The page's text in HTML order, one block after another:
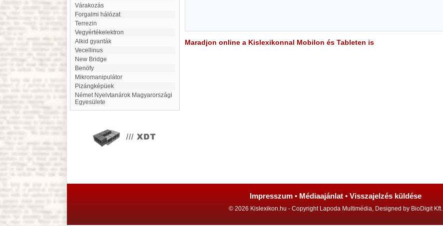
várakozás
forgalmi hálózat
Terrezin
vegyértékelektron
alkid gyanták
Vecellinus
New Bridge
Benöfy
mikromanipulátor
Pizángképüek
Német Nyelvtanárok Magyarországi
Egyesülete
Maradjon online a Kislexikonnal Mobilon és Tableten is
Impresszum • Médiaajánlat • Visszajelzés küldése
© 2026 Kislexikon.hu - Copyright Lapoda Multimédia, Designed by BioDigit Kft.